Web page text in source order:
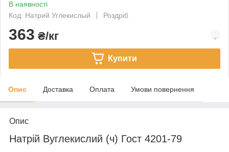
В наявності
Код: Натрий Углекислый
Роздріб
363 ₴/кг
Купити
Опис Доставка Оплата Умови повернення
Опис
Натрій Вуглекислий (ч) Гост 4201-79